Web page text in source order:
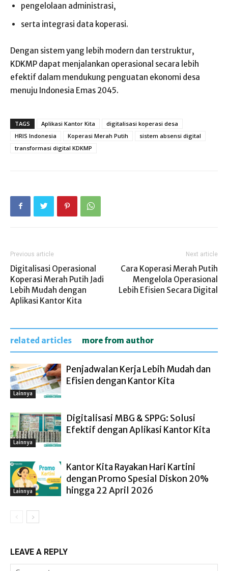
pengelolaan administrasi,
serta integrasi data koperasi.
Dengan sistem yang lebih modern dan terstruktur,
KDKMP dapat menjalankan operasional secara lebih
efektif dalam mendukung penguatan ekonomi desa
menuju Indonesia Emas 2045.
TAGS Aplikasi Kantor Kita
digitalisasi koperasi desa
HRIS Indonesia
Koperasi Merah Putih
sistem absensi digital
transformasi digital KDKMP
Previous article
Digitalisasi Operasional
Koperasi Merah Putih Jadi
Lebih Mudah dengan
Aplikasi Kantor Kita
Next article
Cara Koperasi Merah Putih
Mengelola Operasional
Lebih Efisien Secara Digital
related articles more from author
Lainnya
Penjadwalan Kerja Lebih Mudah dan
Efisien dengan Kantor Kita
Lainnya
Digitalisasi MBG & SPPG: Solusi
Efektif dengan Aplikasi Kantor Kita
Lainnya
Kantor Kita Rayakan Hari Kartini
dengan Promo Spesial Diskon 20%
hingga 22 April 2026
LEAVE A REPLY